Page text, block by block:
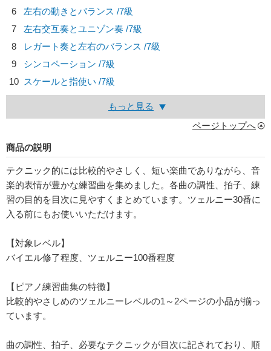
6
左右の動きとバランス /7級
7
左右交互奏とユニゾン奏 /7級
8
レガート奏と左右のバランス /7級
9
シンコペーション /7級
10 スケールと指使い /7級
もっと見る
ページトップへ
商品の説明
テクニック的には比較的やさしく、短い楽曲でありながら、音
楽的表情が豊かな練習曲を集めました。各曲の調性、拍子、練
習の目的を目次に見やすくまとめています。ツェルニー30番に
入る前にもお使いいただけます。
【対象レベル】
バイエル修了程度、ツェルニー100番程度
【ピアノ練習曲集の特徴】
比較的やさしめのツェルニーレベルの1～2ページの小品が揃っ
ています。
曲の調性、拍子、必要なテクニックが目次に記されており、順